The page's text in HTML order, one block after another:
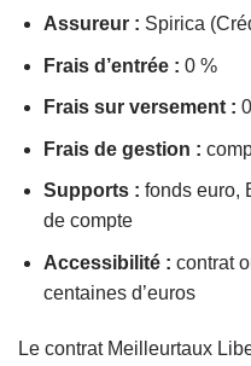
Assureur : Spirica
Frais d’entrée : 0 %
Frais sur versement :
Frais de gestion :
Supports : fonds euro,
de compte
Accessibilité : contrat
centaines d’euros
Le contrat Meilleurtaux